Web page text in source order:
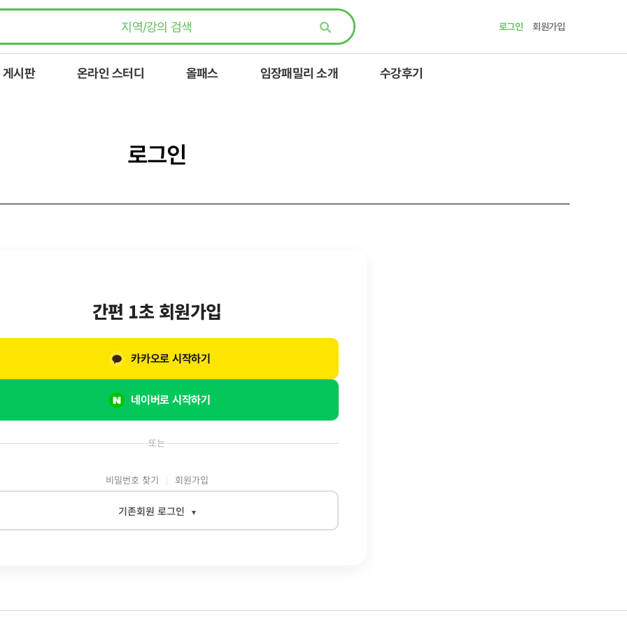
로그인 회원가입
시판 온라인 스터디 올패스 임장패밀리 소개 수강후기
로그인
또는
비밀번호 찾기 회원가입
기존회원 로그인 ▾
간편 1초 회원가입
네이버로 시작하기
카카오로 시작하기